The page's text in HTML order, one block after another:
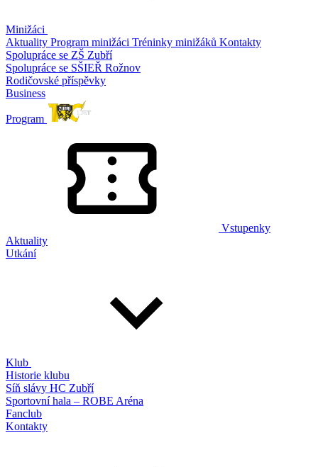
Minižáci
Aktuality Program minižáci Tréninky minižáků Kontakty
Spolupráce se ZŠ Zubří
Spolupráce se SŠIEŘ Rožnov
Rodičovské příspěvky
Business
Program
Vstupenky
Aktuality
Utkání
Klub
Historie klubu
Síň slávy HC Zubří
Sportovní hala – ROBE Aréna
Fanclub
Kontakty